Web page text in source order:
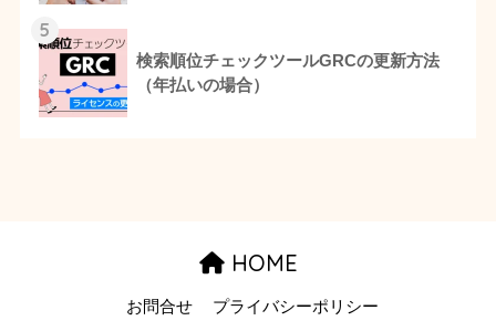
5
検索順位チェックツールGRCの更新方法
（年払いの場合）
HOME
お問合せ プライバシーポリシー